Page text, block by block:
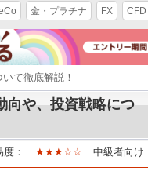
金・プラチナ FX CFD
て徹底解説！
向や、投資戦略につ
： ★★★☆☆ 中級者向け